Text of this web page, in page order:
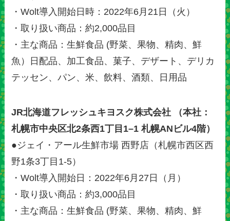
・Wolt導入開始日時：2022年6月21日（火）
・取り扱い商品：約2,000品目
・主な商品：生鮮食品 (野菜、果物、精肉、鮮
魚）日配品、加工食品、菓子、デザート、デリカ
テッセン、パン、米、飲料、酒類、日用品
JR北海道フレッシュキヨスク株式会社 （本社：
札幌市中央区北2条西1丁目1–1 札幌ANビル4階）
●ジェイ・アール生鮮市場 西野店（札幌市西区西
野1条3丁目1-5）
・Wolt導入開始日：2022年6月27日（月）
・取り扱い商品：約3,000品目
・主な商品：生鮮食品 (野菜、果物、精肉、鮮